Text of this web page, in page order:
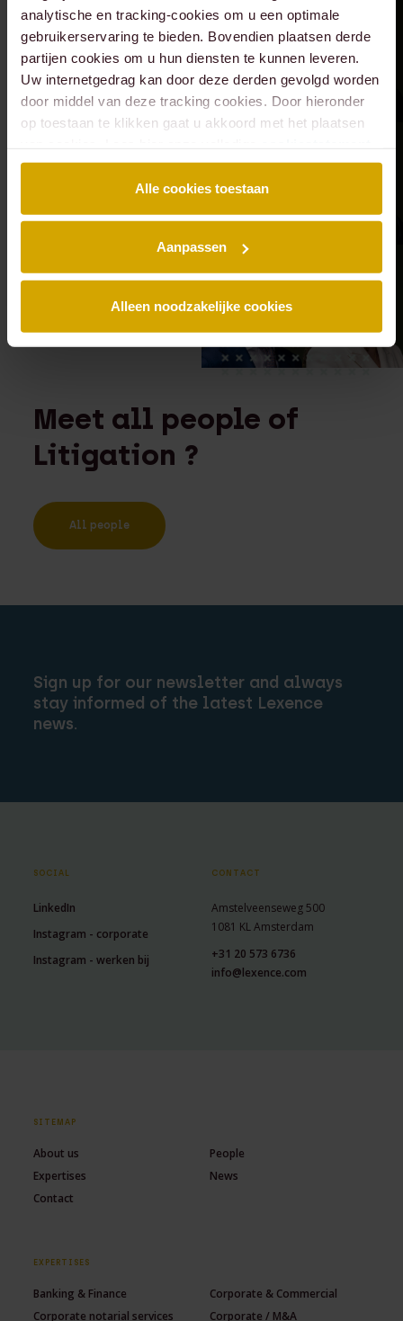
analytische en tracking-cookies om u een optimale
gebruikerservaring te bieden. Bovendien plaatsen derde
partijen cookies om u hun diensten te kunnen leveren.
Uw internetgedrag kan door deze derden gevolgd worden
door middel van deze tracking cookies. Door hieronder
op toestaan te klikken gaat u akkoord met het plaatsen
Alle cookies toestaan
Aanpassen
Alleen noodzakelijke cookies
Meet all people of
Litigation ?
All people
Sign up for our newsletter and always
stay informed of the latest Lexence
news.
SOCIAL
LinkedIn
Instagram - corporate
Instagram - werken bij
CONTACT
Amstelveenseweg 500
1081 KL Amsterdam
+31 20 573 6736
info@lexence.com
SITEMAP
About us
People
Expertises
News
Contact
EXPERTISES
Banking & Finance
Corporate & Commercial
Corporate notarial services
Corporate / M&A